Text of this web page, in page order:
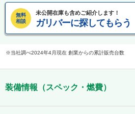
無料
相談
未公開在庫も含めご紹介します！
ガリバーに探してもらう
当社調べ2024年4月現在 創業からの累計販売台数
装備情報（スペック・燃費）